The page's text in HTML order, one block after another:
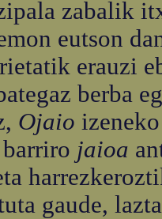
zabalik
eutson
erauzi
berba
Ojaio
jaioa
gaude,